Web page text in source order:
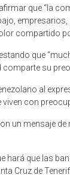
que “la
compartido
que
su
al
con
mensaje de
que las
Cruz de